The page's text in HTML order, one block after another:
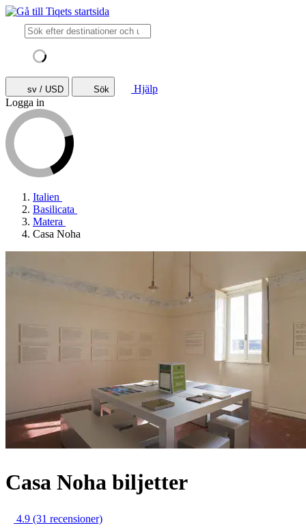
sv / USD Sök
Hjälp
Logga in
Italien
Basilicata
Matera
Casa Noha
Casa Noha biljetter
4.9 (31 recensioner)